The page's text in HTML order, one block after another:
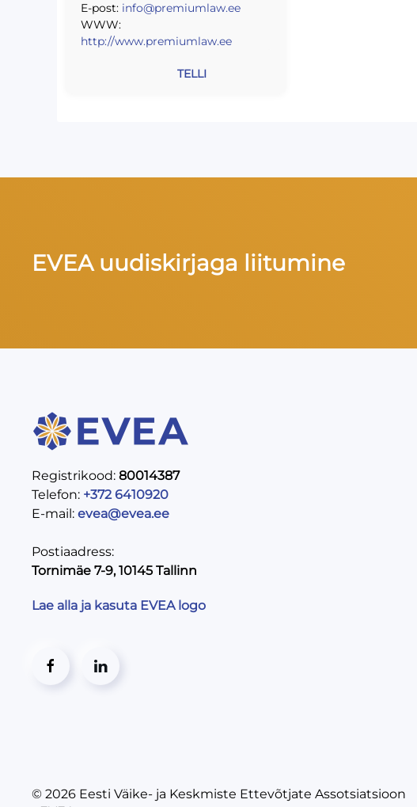
E-post: info@premiumlaw.ee
WWW:
http://www.premiumlaw.ee
TELLI
EVEA uudiskirjaga liitumine
Registrikood: 80014387
Telefon: +372 6410920
E-mail: evea@evea.ee
Postiaadress:
Tornimäe 7-9, 10145 Tallinn
Lae alla ja kasuta EVEA logo
© 2026 Eesti Väike- ja Keskmiste Ettevõtjate Assotsiatsioon